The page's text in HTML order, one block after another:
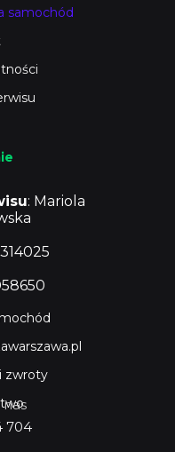
704
: Mariola
zwroty
samochód